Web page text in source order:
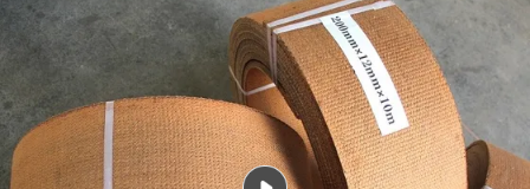
PRIVACY
POLICY